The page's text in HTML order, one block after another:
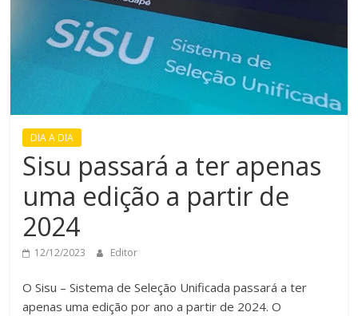
DIA A DIA
Sisu passará a ter apenas
uma edição a partir de
2024
12/12/2023 Editor
O Sisu – Sistema de Seleção Unificada passará a ter
apenas uma edição por ano a partir de 2024. O